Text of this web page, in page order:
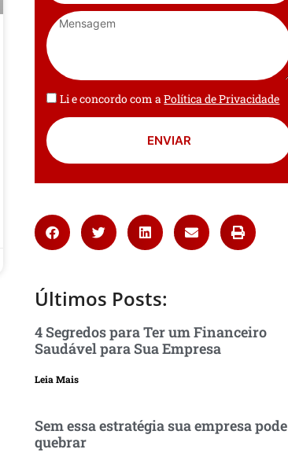
Li e concordo com aPolítica de Privacidade
ENVIAR
Últimos Posts:
4 Segredos para Ter um Financeiro
Saudável para Sua Empresa
Leia Mais
Sem essa estratégia sua empresa pode
quebrar